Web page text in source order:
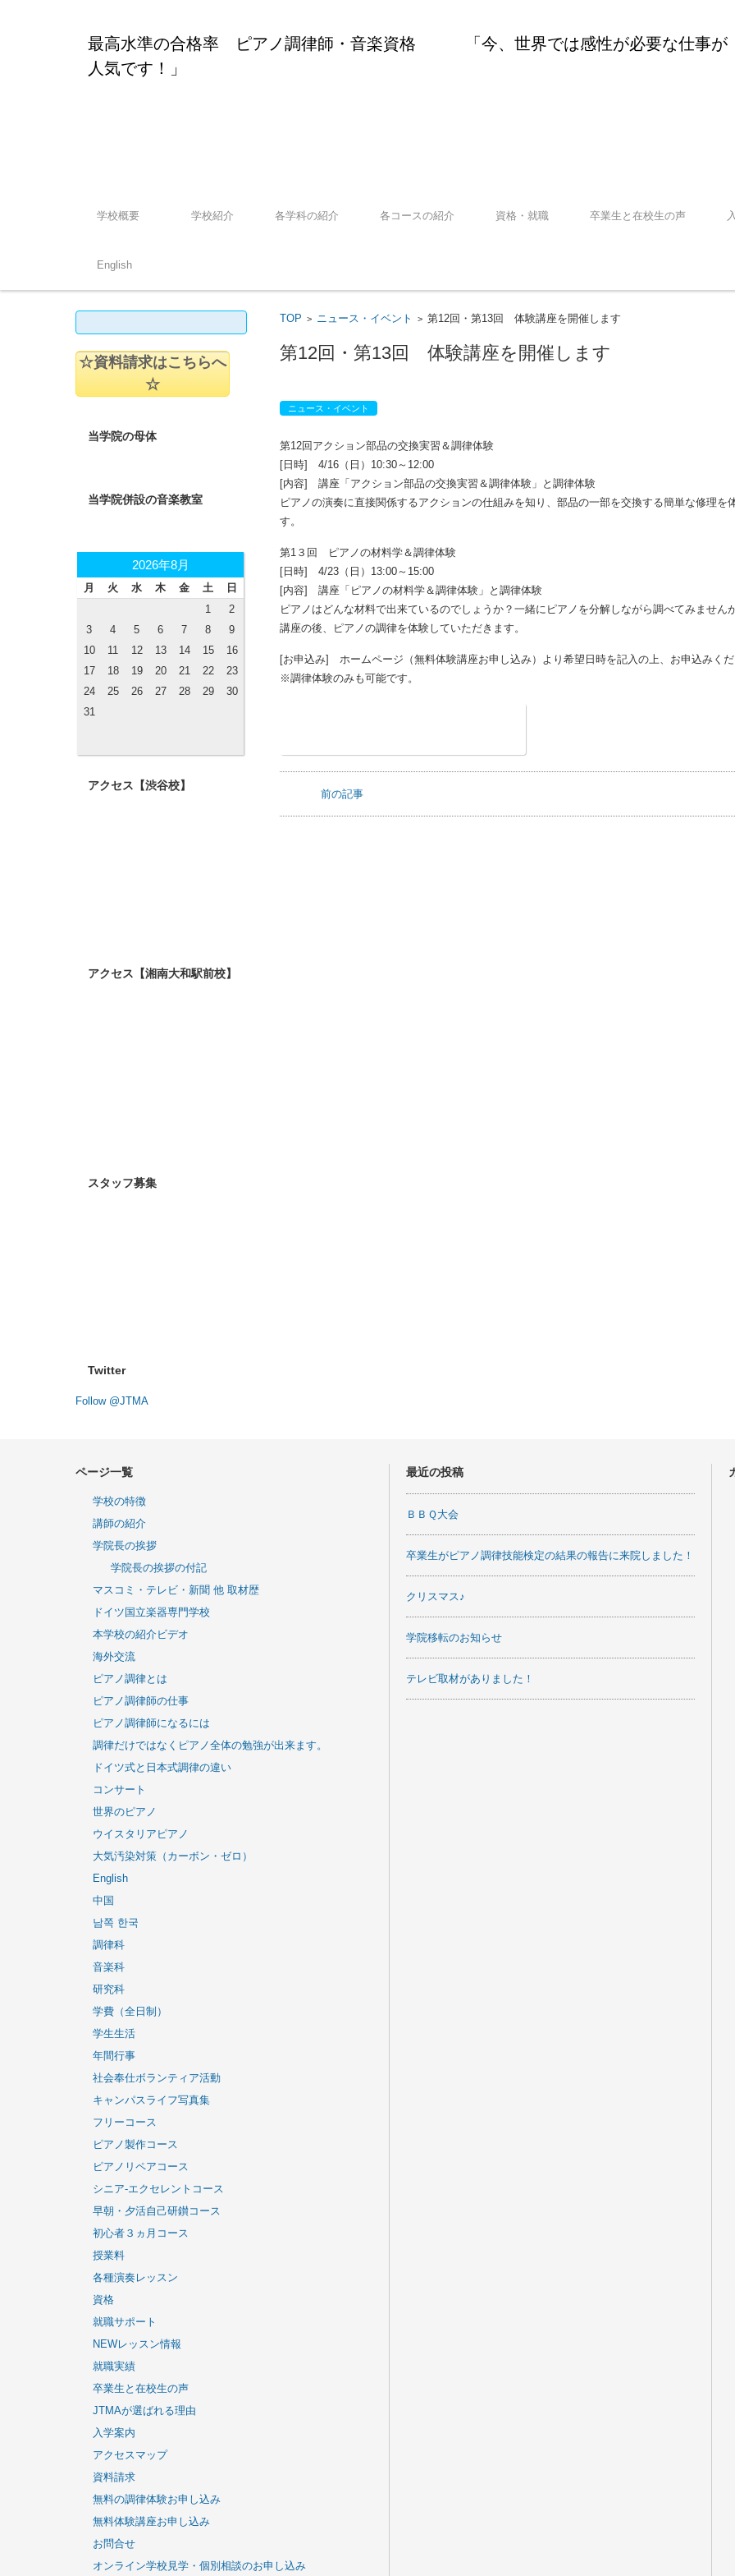
最高水準の合格率 ピアノ調律師・音楽資格 「今、世界では感性が必要な仕事が
人気です！」
学校概要
学校紹介 各学科の紹介 各コースの紹介 資格・就職 卒業生と在校生の声
English
TOP > ニュース・イベント > 第12回・第13回 体験講座を開催します
第12回・第13回 体験講座を開催します
ニュース・イベント
第12回アクション部品の交換実習＆調律体験
[日時] 4/16（日）10:30～12:00
[内容] 講座「アクション部品の交換実習＆調律体験」と調律体験
ピアノの演奏に直接関係するアクションの仕組みを知り、部品の一部を交換する簡単な修理
す。
第1３回 ピアノの材料学＆調律体験
[日時] 4/23（日）13:00～15:00
[内容] 講座「ピアノの材料学＆調律体験」と調律体験
ピアノはどんな材料で出来ているのでしょうか？一緒にピアノを分解しながら調べてみません
講座の後、ピアノの調律を体験していただきます。
[お申込み] ホームページ（無料体験講座お申し込み）より希望日時を記入の上、お申込みく
※調律体験のみも可能です。
前の記事
検索:
☆資料請求はこちらへ
☆
当学院の母体
当学院併設の音楽教室
2026年8月
月 火 水 木 金 土
日
17
18 19 20 21
Twitter
学校の特徴
講師の紹介
学院長の挨拶
学院長の挨拶の付記
マスコミ・テレビ・新聞 他 取材歴
ドイツ国立楽器専門学校
本学校の紹介ビデオ
海外交流
ピアノ調律とは
ピアノ調律師の仕事
ピアノ調律師になるには
調律だけではなくピアノ全体の勉強が出来ます。
ドイツ式と日本式調律の違い
コンサート
世界のピアノ
ウイスタリアピアノ
大気汚染対策（カーボン・ゼロ）
English
中国
남쪽 한국
調律科
音楽科
研究科
学費（全日制）
学生生活
年間行事
社会奉仕ボランティア活動
キャンパスライフ写真集
フリーコース
ピアノ製作コース
ピアノリペアコース
シニア-エクセレントコース
早朝・夕活自己研鑚コース
初心者３ヵ月コース
授業料
各種演奏レッスン
資格
就職サポート
NEWレッスン情報
就職実績
卒業生と在校生の声
JTMAが選ばれる理由
入学案内
アクセスマップ